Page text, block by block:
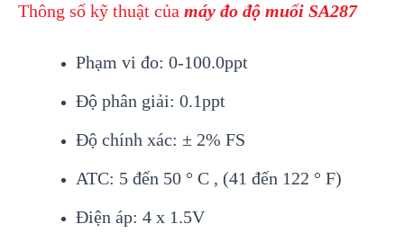
Thông số kỹ thuật của máy đo độ muối SA287
Phạm vi đo: 0-100.0ppt
Độ phân giải: 0.1ppt
Độ chính xác: ± 2% FS
ATC: 5 đến 50 ° C , (41 đến 122 ° F)
Điện áp: 4 x 1.5V